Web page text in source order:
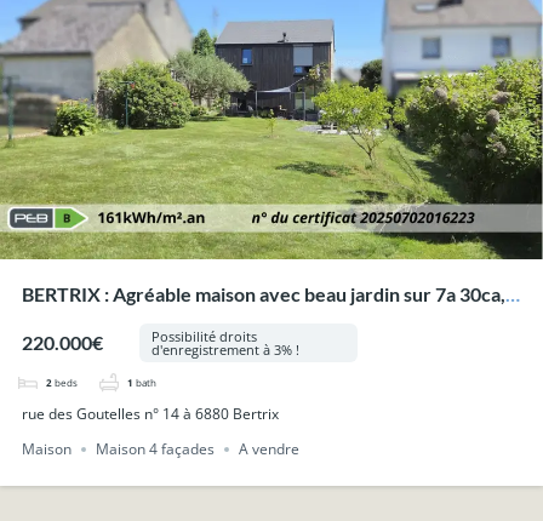
BERTRIX : Agréable maison avec beau jardin sur 7a 30ca,
220.000€
Possibilité droits
d'enregistrement à 3% !
2 beds 1 bath
rue des Goutelles n° 14 à 6880 Bertrix
Maison
Maison 4 façades A vendre